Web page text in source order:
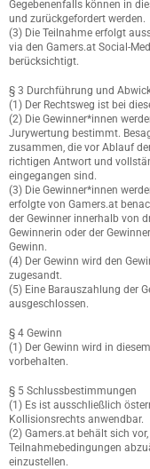
Gegebenenfalls können in
und zurückgefordert werden.
(3) Die Teilnahme erfolgt
via den Gamers.at Social-
berücksichtigt.
§ 3 Durchführung und
(1) Der Rechtsweg ist bei
(2) Die Gewinner*innen
Jurywertung bestimmt.
zusammen, die vor Ablauf
richtigen Antwort und
eingegangen sind.
(3) Die Gewinner*innen
erfolgte von Gamers.at
der Gewinner innerhalb von
Gewinnerin oder der
Gewinn.
(4) Der Gewinn wird den
zugesandt.
(5) Eine Barauszahlung der
ausgeschlossen.
§ 4 Gewinn
(1) Der Gewinn wird in
vorbehalten.
§ 5 Schlussbestimmungen
(1) Es ist ausschließlich
Kollisionsrechts anwendbar.
(2) Gamers.at behält sich
Teilnahmebedingungen
einzustellen.